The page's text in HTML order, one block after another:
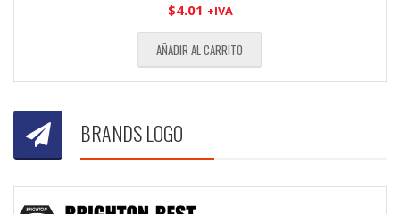
$4.01 +IVA
AÑADIR AL CARRITO
BRANDS LOGO